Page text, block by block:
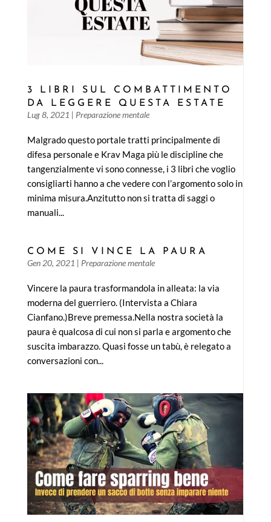
3 LIBRI SUL COMBATTIMENTO
DA LEGGERE QUESTA ESTATE
Lug 8, 2021 | Preparazione mentale
Malgrado questo portale tratti principalmente di
difesa personale e Krav Maga più le discipline che
tangenzialmente vi sono connesse, i 3 libri che voglio
consigliarti hanno a che vedere con l’argomento solo in
minima misura.Anzitutto non si tratta di saggi o
manuali...
COME SI VINCE LA PAURA
Gen 20, 2021 | Preparazione mentale
Vincere la paura trasformandola in alleata: la via
moderna del guerriero. (Intervista a Chiara
Cianfano.)Breve premessa.Nella nostra società la
paura è qualcosa di cui non si parla e argomento che
suscita imbarazzo. Quasi fosse un tabù, è relegato a
conversazioni con...